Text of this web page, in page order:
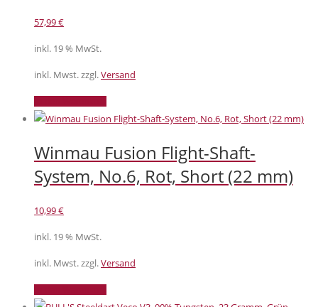
57,99€
inkl. 19 % MwSt.
inkl. Mwst. zzgl.Versand
Winmau Fusion Flight-Shaft-
System, No.6, Rot, Short (22 mm)
10,99€
inkl. 19 % MwSt.
inkl. Mwst. zzgl.Versand